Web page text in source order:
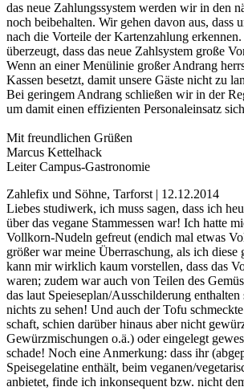
das neue Zahlungssystem werden wir in den
noch beibehalten. Wir gehen davon aus, dass
nach die Vorteile der Kartenzahlung
überzeugt, dass das neue Zahlsystem große
Wenn an einer Menülinie großer Andrang
Kassen besetzt, damit unsere Gäste nicht zu
Bei geringem Andrang schließen wir in der
um damit einen effizienten Personaleinsatz
Mit freundlichen Grüßen
Marcus Kettelhack
Leiter Campus-Gastronomie
Zahlefix und Söhne, Tarforst | 12.12.2014
Liebes studiwerk, ich muss sagen, dass ich
über das vegane Stammessen war! Ich hatte
Vollkorn-Nudeln gefreut (endich mal etwas
größer war meine Überraschung, als ich diese
kann mir wirklich kaum vorstellen, dass das
waren; zudem war auch von Teilen des
das laut Speieseplan/Ausschilderung enthalten
nichts zu sehen! Und auch der Tofu
schaft, schien darüber hinaus aber nicht
Gewürzmischungen o.ä.) oder eingelegt
schade! Noch eine Anmerkung: dass ihr
Speisegelatine enthält, beim veganen/
anbietet, finde ich inkonsequent bzw. nicht